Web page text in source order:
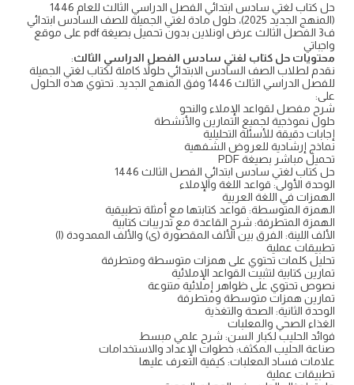
حل كتاب لغتي سادس ابتدائي الفصل الدراسي الثالث للعام 1446
(المنهج الجديد 2025)، حلول مادة لغتي الجميلة للصف السادس ابتدائي
ف3 الفصل الثالث عرض اونلاين بدون تحميل بصيغة pdf على موقع
واجباتي
محتويات حل كتاب لغتي سادس الفصل الدراسي الثالث:
نقدم لطلاب الصف السادس الابتدائي حلولاً كاملة لكتاب لغتي الجميلة
للفصل الدراسي الثالث 1446 وفق المنهج الجديد. تحتوي هذه الحلول
على:
شرح مفصل لقواعد الإملاء والنحو
حلول نموذجية لجميع التمارين والأنشطة
إجابات دقيقة للأسئلة التحليلية
نماذج إرشادية للعروض الشفهية
تحميل مباشر بصيغة PDF
حل كتاب لغتي سادس ابتدائي الفصل الثالث 1446
الوحدة الأولى: قواعد اللغة والإملاء
الهمزات في اللغة العربية
الهمزة المتوسطة: قواعد كتابتها مع أمثلة تطبيقية
الهمزة المتطرفة: شرح القاعدة مع تدريبات كتابية
الألف اللينة: الفرق بين الألف المقصورة (ى) والألف الممدودة (ا)
تطبيقات عملية
تحليل كلمات تحتوي على همزات متوسطة ومتطرفة
تمارين كتابية لتثبيت القواعد الإملائية
نصوص تحتوي على ظواهر إملائية متنوعة
تمارين همزات متوسطة ومتطرفة
الوحدة الثانية: الصحة والتغذية
الغذاء الصحي والمعلبات
فوائد الحليب لكبار السن: شرح علمي مبسط
صناعة الحليب المكثف: خطوات الإعداد والاستخدامات
علامات فساد المعلبات: كيفية التعرف عليها
تطبيقات عملية